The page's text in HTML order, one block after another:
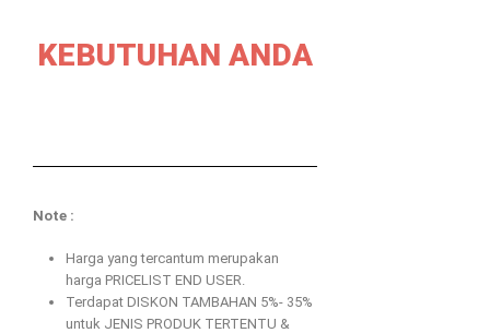
KEBUTUHAN ANDA
Note :
Harga yang tercantum merupakan
harga PRICELIST END USER.
Terdapat DISKON TAMBAHAN 5%- 35%
untuk JENIS PRODUK TERTENTU &